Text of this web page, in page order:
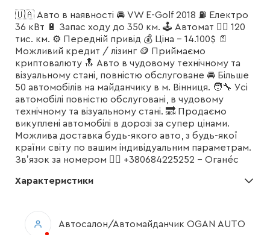
🇺🇦 Авто в наявності 🚘 VW E-Golf 2018 ⛽️ Електро
36 кВт 🔋 Запас ходу до 350 км. 🕹 Автомат 🏃‍♂️ 120
тис. км. ⚙️ Передній привід 💰 Ціна - 14.100$ 📄
Можливий кредит / лізинг 🪙 Приймаємо
криптовалюту 🔝 Авто в чудовому технічному та
візуальному стані, повністю обслуговане 🚘 Більше
50 автомобілів на майданчику в м. Вінниця. 🧑‍🔧 Усі
автомобілі повністю обслуговані, в чудовому
технічному та візуальному стані. 🔜 Продаємо
викуплені автомобілі в дорозі за супер цінами.
Можлива доставка будь-якого авто, з будь-якої
країни світу по вашим індивідуальним параметрам.
Звʼязок за номером 👇🏾 +380684225252 - Оганéс
Характеристики
Автосалон/Автомайданчик OGAN AUTO